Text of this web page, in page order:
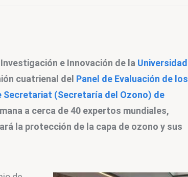
e Innovación de la Universidad
cuatrienal del Panel de Evaluación de los
Secretariat (Secretaría del Ozono) de
a cerca de 40 expertos mundiales,
la protección de la capa de ozono y sus